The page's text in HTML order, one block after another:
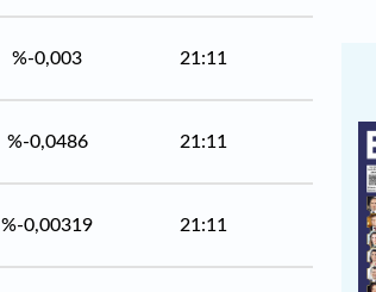
%-0,003 21:11
%-0,0486 21:11
%-0,00319 21:11